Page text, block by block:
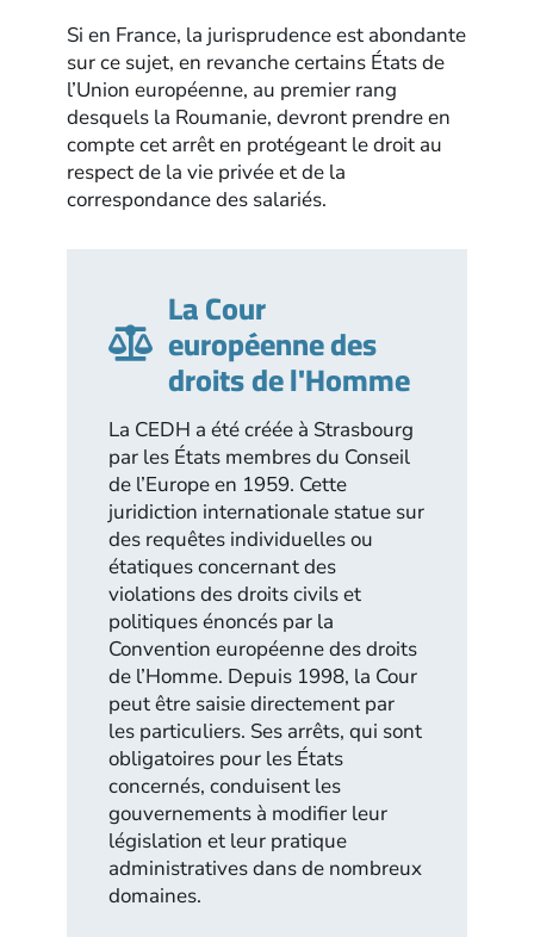
Si en France, la jurisprudence est abondante
sur ce sujet, en revanche certains États de
l’Union européenne, au premier rang
desquels la Roumanie, devront prendre en
compte cet arrêt en protégeant le droit au
respect de la vie privée et de la
correspondance des salariés.
La Cour
européenne des
droits de l'Homme
La CEDH a été créée à Strasbourg
par les États membres du Conseil
de l’Europe en 1959. Cette
juridiction internationale statue sur
des requêtes individuelles ou
étatiques concernant des
violations des droits civils et
politiques énoncés par la
Convention européenne des droits
de l’Homme. Depuis 1998, la Cour
peut être saisie directement par
les particuliers. Ses arrêts, qui sont
obligatoires pour les États
concernés, conduisent les
gouvernements à modifier leur
législation et leur pratique
administratives dans de nombreux
domaines.